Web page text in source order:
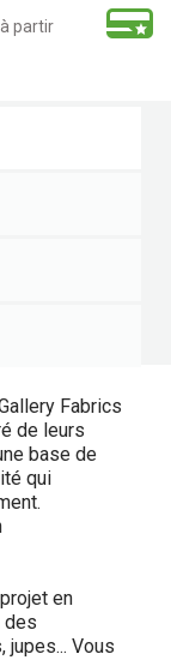
partir
Fabrics
de leurs
base de
qui
en
des
jupes... Vous